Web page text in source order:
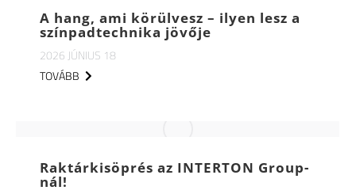
A hang, ami körülvesz – ilyen lesz a
színpadtechnika jövője
2026 JÚNIUS 18
TOVÁBB
Raktárkisöprés az INTERTON Group-
nál!